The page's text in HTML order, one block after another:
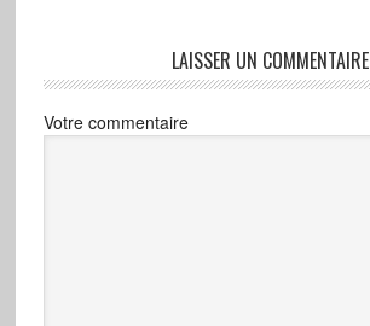
LAISSER UN COMMENTAIRE
Votre commentaire